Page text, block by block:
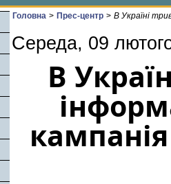
Головна > Прес-центр > В Україні
Середа, 09
В